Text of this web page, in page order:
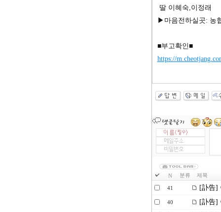
딸 이혜숙,이정래
▶마음전하실곳: 농
■부고확인■
https://
N 분류 제목
41 [訃告]
40 [訃告]